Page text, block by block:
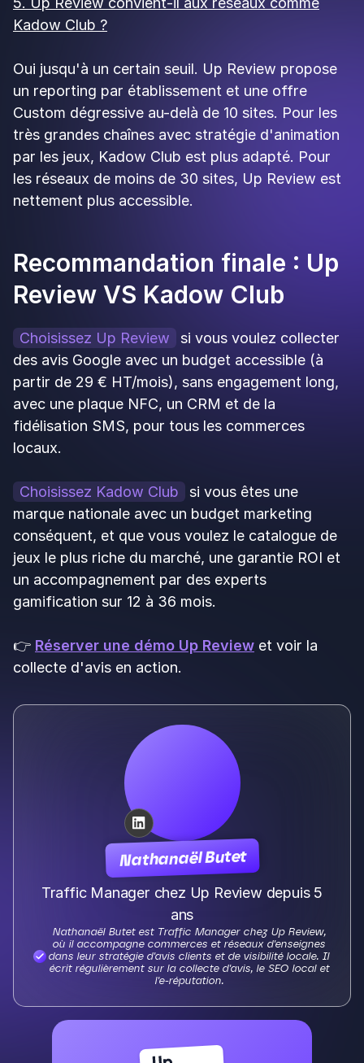
Suivez nos actus en
souscrivant à notre
Newsletter
Recevez directement dans votre boîte mail les
meilleurs tips pour gérer votre business et
générer plus de chiffre d’affaires !
S’inscrire à la newsletter
Nous aidons les commerces
locaux à devenir N°1 grâce à
nos outils marketing.
Français
Domaines
Gestion des Cookies
Nous utilisons des cookies pour
vous garantir la meilleure
expérience sur notre site. Si vous
continuez à utiliser ce site, nous
supposerons que vous en êtes
satisfait.
Accepter les cookies
Refuser les cookies